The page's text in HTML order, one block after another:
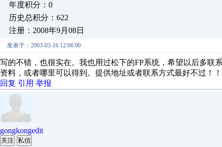
年度积分：0
历史总积分：622
注册：2008年9月08日
发表于：2003-03-16 12:06:00
写的不错，也很实在。我也用过松下的FP系统，希望以后多
资料，或者哪里可以得到。提供地址或者联系方式最好不过！！
回复 引用 举报
gongkongedit
关注 私信